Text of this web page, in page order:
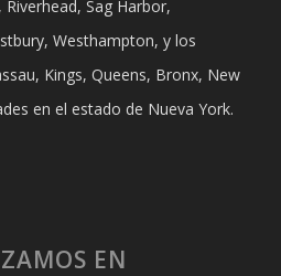
Sag Harbor,
Westhampton, y los
Kings, Queens, Bronx, New
en el estado de Nueva York.
EN